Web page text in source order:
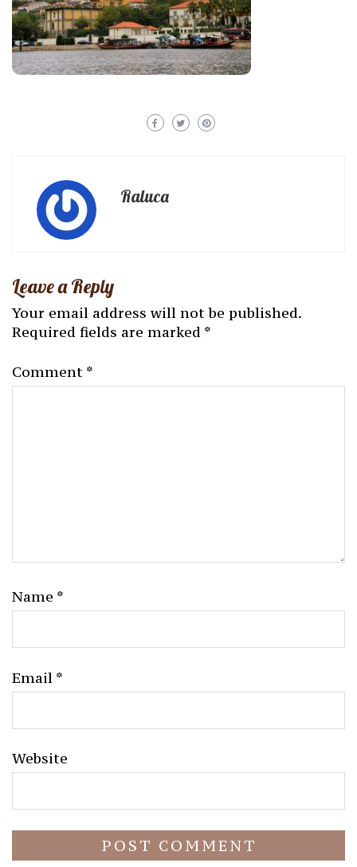
Raluca
Leave a Reply
Your email address will not be published.
Required fields are marked *
Comment *
Name *
Email *
Website